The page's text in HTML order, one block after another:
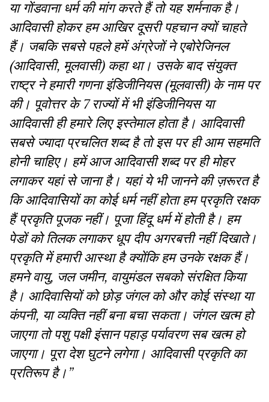
या गोंडवाना धर्म की मांग करते हैं तो यह शर्मनाक है।
आदिवासी होकर हम आखिर दूसरी पहचान क्यों चाहते
हैं। जबकि सबसे पहले हमें अंग्रेजों ने एबोरेजिनल
(आदिवासी, मूलवासी) कहा था। उसके बाद संयुक्त
राष्ट्र ने हमारी गणना इंडिजीनियस (मूलवासी) के नाम पर
की। पूवोत्तर के 7 राज्यों में भी इंडिजीनियस या
आदिवासी ही हमारे लिए इस्तेमाल होता है। आदिवासी
सबसे ज्यादा प्रचलित शब्द है तो इस पर ही आम सहमति
होनी चाहिए। हमें आज आदिवासी शब्द पर ही मोहर
लगाकर यहां से जाना है। यहां ये भी जानने की ज़रूरत है
कि आदिवासियों का कोई धर्म नहीं होता हम प्रकृति रक्षक
हैं प्रकृति पूजक नहीं। पूजा हिंदू धर्म में होती है। हम
पेडों को तिलक लगाकर धूप दीप अगरबत्ती नहीं दिखाते।
प्रकृति में हमारी आस्था है क्योंकि हम उनके रक्षक हैं।
हमने वायु, जल जमीन, वायुमंडल सबको संरक्षित किया
है। आदिवासियों को छोड़ जंगल को और कोई संस्था या
कंपनी, या व्यक्ति नहीं बना बचा सकता। जंगल खत्म हो
जाएगा तो पशु पक्षी इंसान पहाड़ पर्यावरण सब खत्म हो
जाएगा। पूरा देश घुटने लगेगा। आदिवासी प्रकृति का
प्रतिरूप है।”